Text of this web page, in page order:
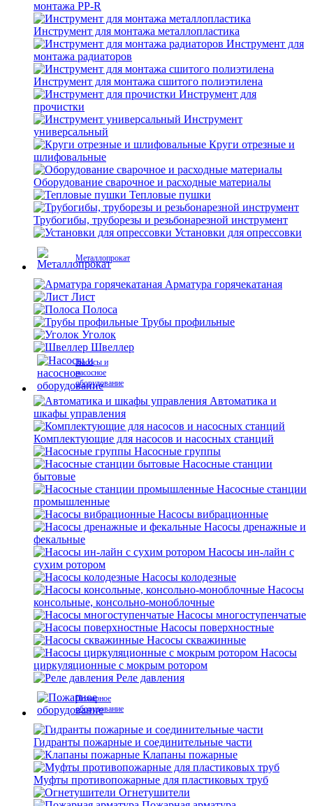
монтажа PP-R
Инструмент для монтажа металлопластика
Инструмент для
монтажа радиаторов
Инструмент для монтажа сшитого полиэтилена
Инструмент для
прочистки
Инструмент
универсальный
Круги отрезные и
шлифовальные
Оборудование сварочное и расходные материалы
Тепловые пушки
Трубогибы, труборезы и резьбонарезной инструмент
Установки для опрессовки
Металлопрокат
Арматура горячекатаная
Лист
Полоса
Трубы профильные
Уголок
Швеллер
Насосы и
насосное
оборудование
Автоматика и
шкафы управления
Комплектующие для насосов и насосных станций
Насосные группы
Насосные станции
бытовые
Насосные станции
промышленные
Насосы вибрационные
Насосы дренажные и
фекальные
Насосы ин-лайн с
сухим ротором
Насосы колодезные
Насосы
консольные, консольно-моноблочные
Насосы многоступенчатые
Насосы поверхностные
Насосы скважинные
Насосы
циркуляционные с мокрым ротором
Реле давления
Пожарное
оборудование
Гидранты пожарные и соединительные части
Клапаны пожарные
Муфты противопожарные для пластиковых труб
Огнетушители